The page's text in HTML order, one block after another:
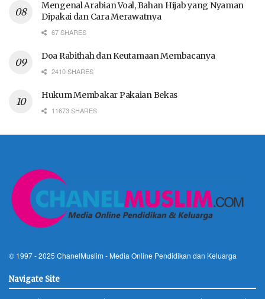
Mengenal Arabian Voal, Bahan Hijab yang Nyaman
Dipakai dan Cara Merawatnya
67 SHARES
Doa Rabithah dan Keutamaan Membacanya
2410 SHARES
Hukum Membakar Pakaian Bekas
11673 SHARES
© 1997 - 2025 ChanelMuslim - Media Online Pendidikan dan Keluarga
Navigate Site